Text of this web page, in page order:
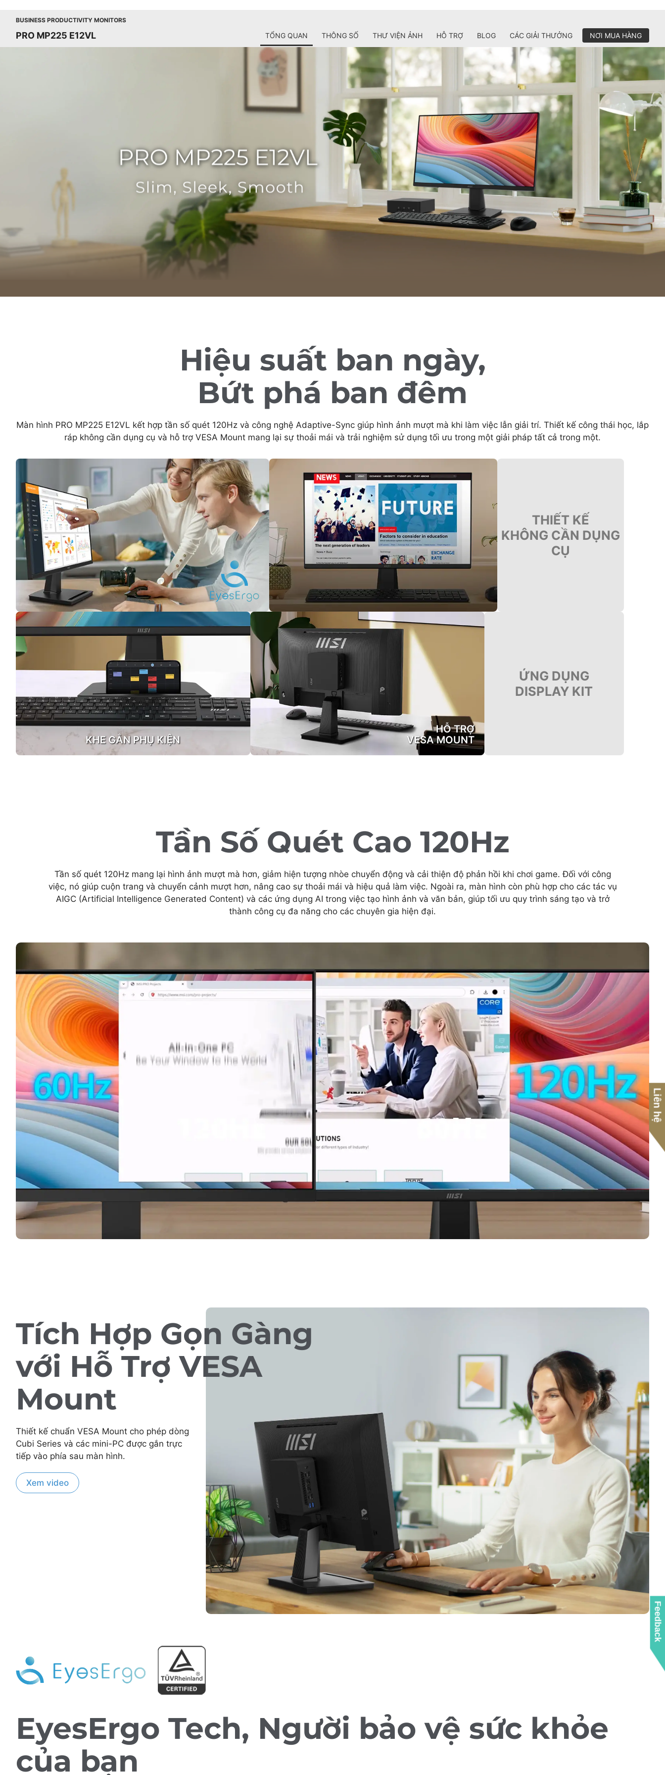
BUSINESS PRODUCTIVITY MONITORS
PRO MP225 E12VL TỔNG QUAN THÔNG SỐ THƯ VIỆN ẢNH HỖ TRỢ BLOG CÁC GIẢI THƯỞNG NƠI MUA HÀNG
Hiệu suất ban ngày,
Bứt phá ban đêm
Màn hình PRO MP225 E12VL kết hợp tần số quét 120Hz và công nghệ Adaptive-Sync giúp hình ảnh mượt mà khi làm việc lẫn giải trí. Thiết kế công thái học, lắp
ráp không cần dụng cụ và hỗ trợ VESA Mount mang lại sự thoải mái và trải nghiệm sử dụng tối ưu trong một giải pháp tất cả trong một.
THIẾT KẾ
KHÔNG CẦN DỤNG
CỤ
KHE GẮN PHỤ KIỆN
HỖ TRỢ
VESA MOUNT
ỨNG DỤNG
DISPLAY KIT
Tần Số Quét Cao 120Hz
Tần số quét 120Hz mang lại hình ảnh mượt mà hơn, giảm hiện tượng nhòe chuyển động và cải thiện độ phản hồi khi chơi game. Đối với công
việc, nó giúp cuộn trang và chuyển cảnh mượt hơn, nâng cao sự thoải mái và hiệu quả làm việc. Ngoài ra, màn hình còn phù hợp cho các tác vụ
AIGC (Artificial Intelligence Generated Content) và các ứng dụng AI trong việc tạo hình ảnh và văn bản, giúp tối ưu quy trình sáng tạo và trở
thành công cụ đa năng cho các chuyên gia hiện đại.
Tích Hợp Gọn Gàng
với Hỗ Trợ VESA
Mount
Thiết kế chuẩn VESA Mount cho phép dòng
Cubi Series và các mini-PC được gắn trực
tiếp vào phía sau màn hình.
Xem video
EyesErgo Tech, Người bảo vệ sức khỏe
của bạn
Liên hệ
Feedback